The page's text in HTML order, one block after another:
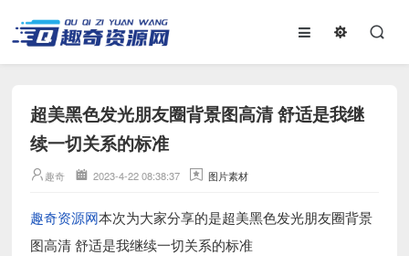
超美黑色发光朋友圈背景图高清 舒适是我继
续一切关系的标准
趣奇 2023-4-22 08:38:37 图片素材
趣奇资源网本次为大家分享的是超美黑色发光朋友圈背景
图高清 舒适是我继续一切关系的标准